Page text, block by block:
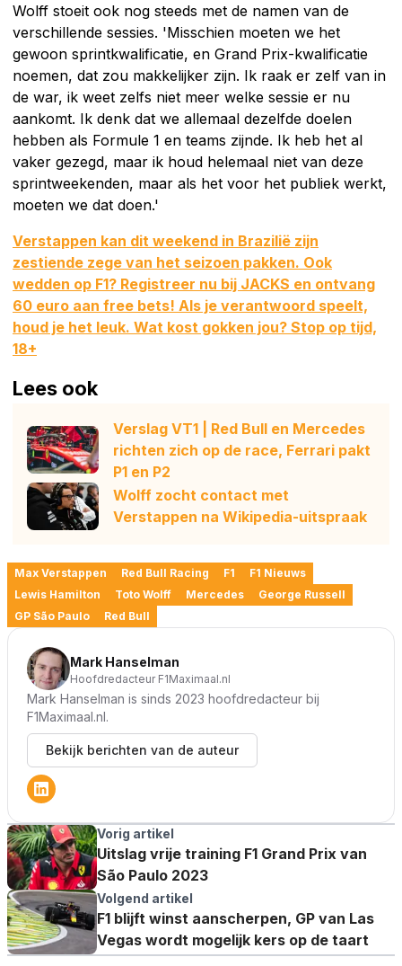
Wolff stoeit ook nog steeds met de namen van de
verschillende sessies. 'Misschien moeten we het
gewoon sprintkwalificatie, en Grand Prix-kwalificatie
noemen, dat zou makkelijker zijn. Ik raak er zelf van in
de war, ik weet zelfs niet meer welke sessie er nu
aankomt. Ik denk dat we allemaal dezelfde doelen
hebben als Formule 1 en teams zijnde. Ik heb het al
vaker gezegd, maar ik houd helemaal niet van deze
sprintweekenden, maar als het voor het publiek werkt,
moeten we dat doen.'
Verstappen kan dit weekend in Brazilië zijn
zestiende zege van het seizoen pakken. Ook
wedden op F1? Registreer nu bij JACKS en ontvang
60 euro aan free bets! Als je verantwoord speelt,
houd je het leuk. Wat kost gokken jou? Stop op tijd,
18+
Lees ook
Verslag VT1 | Red Bull en Mercedes
richten zich op de race, Ferrari pakt
P1 en P2
Wolff zocht contact met
Verstappen na Wikipedia-uitspraak
Max Verstappen Red Bull Racing F1
F1 Nieuws
Lewis Hamilton
Toto Wolff Mercedes
George Russell
GP São Paulo
Red Bull
Mark Hanselman
Hoofdredacteur F1Maximaal.nl
Mark Hanselman is sinds 2023 hoofdredacteur bij
F1Maximaal.nl.
Bekijk berichten van de auteur
Vorig artikel
Uitslag vrije training F1 Grand Prix van
São Paulo 2023
Volgend artikel
F1 blijft winst aanscherpen, GP van Las
Vegas wordt mogelijk kers op de taart